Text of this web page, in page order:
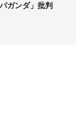
ガンダ」批判